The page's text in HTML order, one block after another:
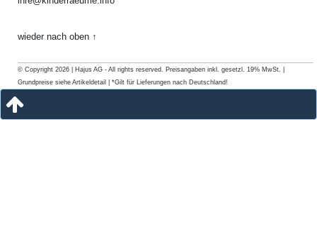
wieder nach oben ↑
© Copyright 2026 | Hajus AG - All rights reserved. Preisangaben inkl. gesetzl. 19% MwSt. |
Grundpreise siehe Artikeldetail | *Gilt für Lieferungen nach Deutschland!